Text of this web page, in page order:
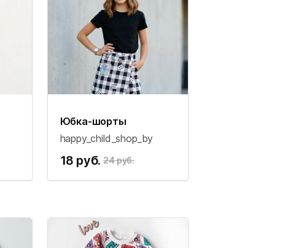
Юбка-шорты
happy_child_shop_by
18 руб. 24 руб.